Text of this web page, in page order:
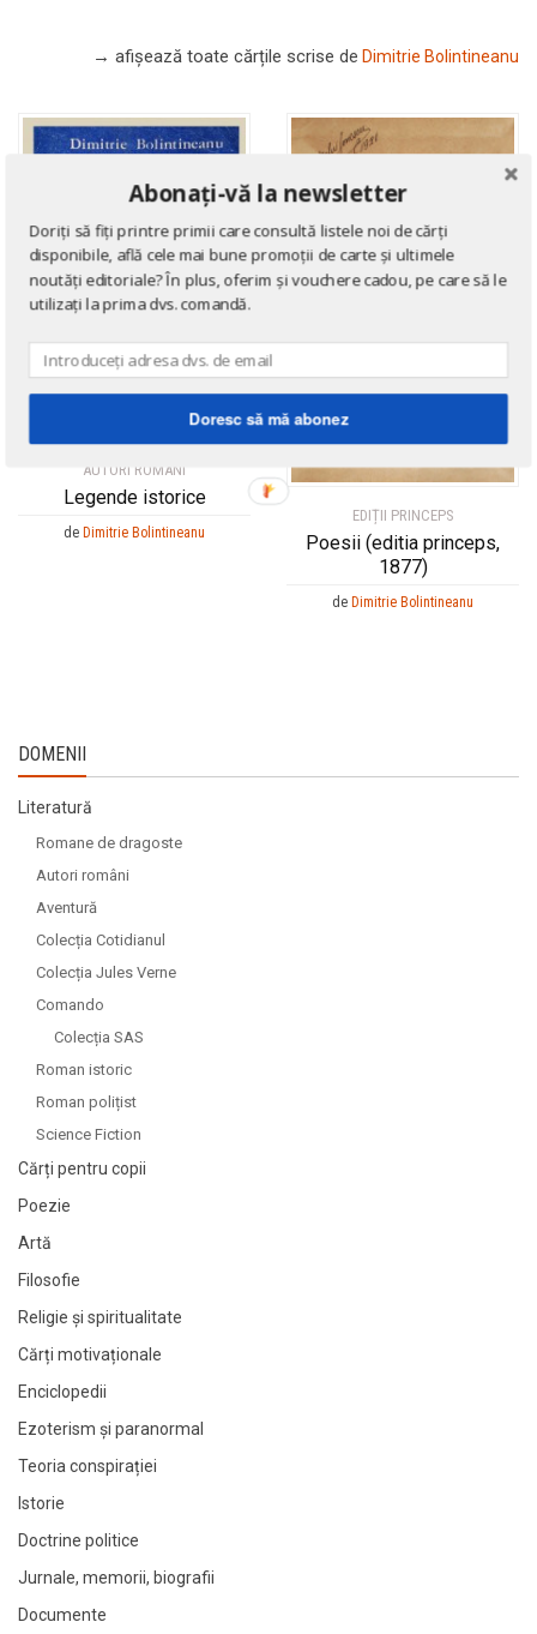
→ afișează toate cărțile scrise de Dimitrie Bolintineanu
AUTORI ROMÂNI
Legende istorice
de Dimitrie Bolintineanu
EDIȚII PRINCEPS
Poesii (editia princeps,
1877)
de Dimitrie Bolintineanu
DOMENII
Literatură
Romane de dragoste
Autori români
Aventură
Colecția Cotidianul
Colecția Jules Verne
Comando
Colecția SAS
Roman istoric
Roman polițist
Science Fiction
Cărți pentru copii
Poezie
Artă
Filosofie
Religie și spiritualitate
Cărți motivaționale
Enciclopedii
Ezoterism și paranormal
Teoria conspirației
Istorie
Doctrine politice
Jurnale, memorii, biografii
Documente
Abonați-vă la newsletter
Doriți să fiți printre primii care consultă listele noi de cărți
disponibile, află cele mai bune promoții de carte și ultimele
noutăți editoriale? În plus, oferim și vouchere cadou, pe care să le
utilizați la prima dvs. comandă.
Doresc să mă abonez